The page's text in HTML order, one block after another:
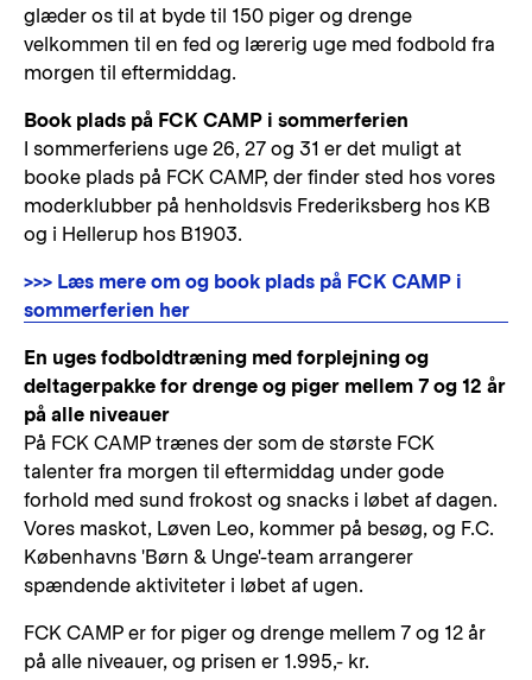
glæder os til at byde til 150 piger og drenge
velkommen til en fed og lærerig uge med fodbold fra
morgen til eftermiddag.
Book plads på FCK CAMP i sommerferien
I sommerferiens uge 26, 27 og 31 er det muligt at
booke plads på FCK CAMP, der finder sted hos vores
moderklubber på henholdsvis Frederiksberg hos KB
og i Hellerup hos B1903.
>>> Læs mere om og book plads på FCK CAMP i
sommerferien her
En uges fodboldtræning med forplejning og
deltagerpakke for drenge og piger mellem 7 og 12 år
på alle niveauer
På FCK CAMP trænes der som de største FCK
talenter fra morgen til eftermiddag under gode
forhold med sund frokost og snacks i løbet af dagen.
Vores maskot, Løven Leo, kommer på besøg, og F.C.
Københavns 'Børn & Unge'-team arrangerer
spændende aktiviteter i løbet af ugen.
FCK CAMP er for piger og drenge mellem 7 og 12 år
på alle niveauer, og prisen er 1.995,- kr.